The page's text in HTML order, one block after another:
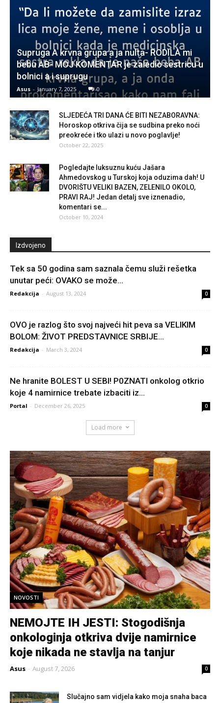
Supruga A krvna grupa a ja nulta- RODILA mi
bebu AB- MOJ KOMENTAR je zaledio sestricu u
bolnici a i suprugu
Asus - January 7, 2025 0
SLJEDEĆA TRI DANA ĆE BITI NEZABORAVNA:
Horoskop otkriva čija se sudbina preko noći
preokreće i tko ulazi u novo poglavlje!
October 22, 2025
Pogledajte luksuznu kuću Jašara
Ahmedovskog u Turskoj koja oduzima dah! U
DVORIŠTU VELIKI BAZEN, ZELENILO OKOLO,
PRAVI RAJ! Jedan detalj sve iznenadio,
komentari se...
October 10, 2024
Izdvojeno
Tek sa 50 godina sam saznala čemu služi rešetka
unutar peći: OVAKO se može...
Redakcija - August 13, 2024 0
OVO je razlog što svoj najveći hit peva sa VELIKIM
BOLOM: ŽIVOT PREDSTAVNICE SRBIJE...
Redakcija - March 3, 2024 0
Ne hranite BOLEST U SEBI! P0ZNATl onkolog otkrio
koje 4 namirnice trebate izbaciti iz...
Portal - December 26, 2025 0
Load more
NOVOSTI
NEMOJTE IH JESTI: Stogodišnja
onkologinja otkriva dvije namirnice
koje nikada ne stavlja na tanjur
Asus - August 7, 2026 0
Slučajno sam vidjela kako moja snaha baca